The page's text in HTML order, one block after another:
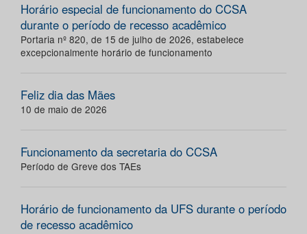
Horário especial de funcionamento do CCSA
durante o período de recesso acadêmico
Portaria nº 820, de 15 de julho de 2026, estabelece
excepcionalmente horário de funcionamento
Feliz dia das Mães
10 de maio de 2026
Funcionamento da secretaria do CCSA
Período de Greve dos TAEs
Horário de funcionamento da UFS durante o período
de recesso acadêmico